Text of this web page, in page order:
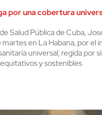
por una cobertura
Salud Pública de Cuba,
en La Habana, por el
universal, regida por
y sostenibles